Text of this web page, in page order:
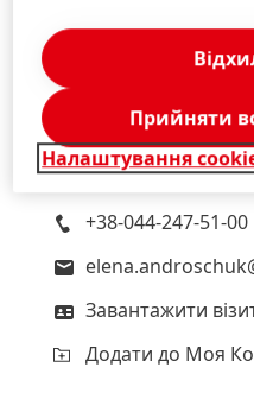
Андрощук
Керівник відділу
компанії «Хенкель» в
Київ, вул. Петра
+38-044-247-51-00
Завантажити
Додати до Моя
Налаштування
Прийняти